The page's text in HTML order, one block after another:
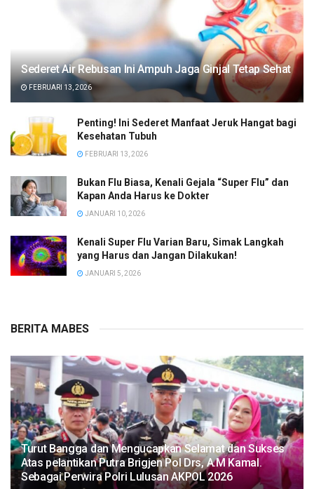
Sederet Air Rebusan Ini Ampuh Jaga Ginjal Tetap Sehat
FEBRUARI 13, 2026
Penting! Ini Sederet Manfaat Jeruk Hangat bagi
Kesehatan Tubuh
FEBRUARI 13, 2026
Bukan Flu Biasa, Kenali Gejala “Super Flu” dan
Kapan Anda Harus ke Dokter
JANUARI 10, 2026
Kenali Super Flu Varian Baru, Simak Langkah
yang Harus dan Jangan Dilakukan!
JANUARI 5, 2026
BERITA MABES
Turut Bangga dan Mengucapkan Selamat dan Sukses
Atas pelantikan Putra Brigjen Pol Drs, A.M Kamal.
Sebagai Perwira Polri Lulusan AKPOL 2026